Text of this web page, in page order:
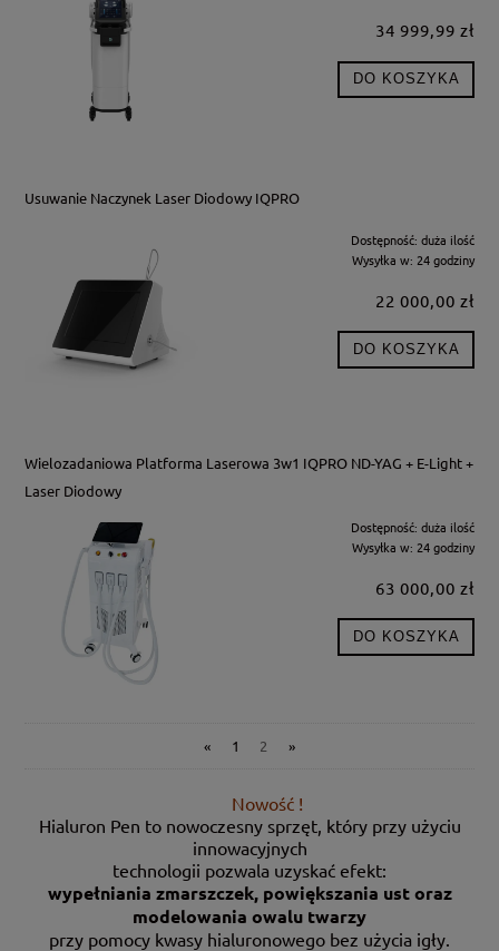
34 999,99 zł
DO KOSZYKA
Usuwanie Naczynek Laser Diodowy IQPRO
Dostępność: duża ilość
Wysyłka w: 24 godziny
22 000,00 zł
DO KOSZYKA
Wielozadaniowa Platforma Laserowa 3w1 IQPRO ND-YAG + E-Light +
Laser Diodowy
Dostępność: duża ilość
Wysyłka w: 24 godziny
63 000,00 zł
DO KOSZYKA
« 1 2 »
Nowość !
Hialuron Pen to nowoczesny sprzęt, który przy użyciu
innowacyjnych
technologii pozwala uzyskać efekt:
wypełniania zmarszczek, powiększania ust oraz
modelowania owalu twarzy
przy pomocy kwasy hialuronowego bez użycia igły.